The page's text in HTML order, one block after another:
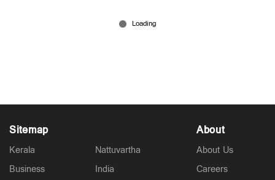
Sitemap
Kerala
Business
Nattuvartha
India
About
About Us
Careers